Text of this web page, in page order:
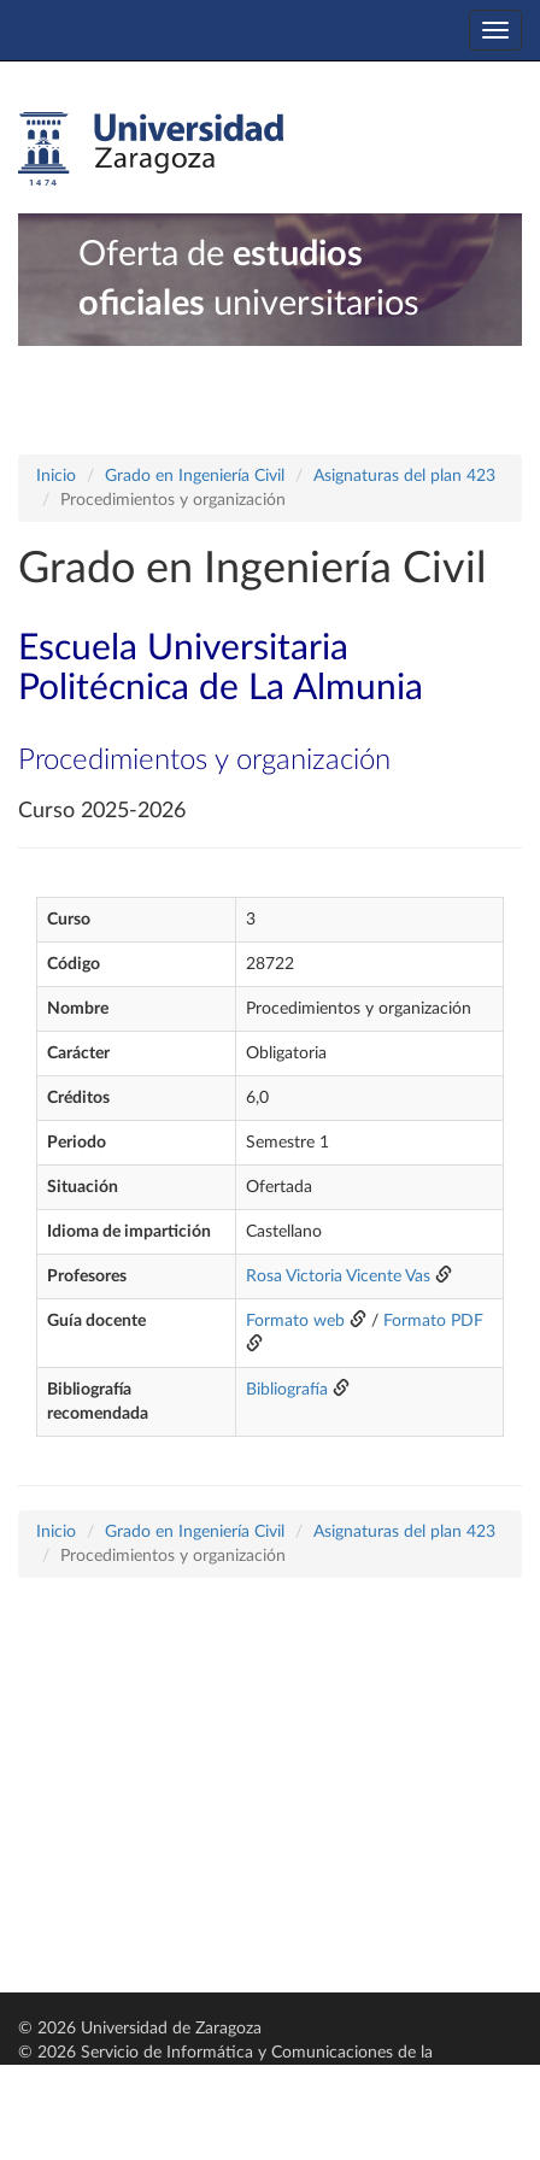
Oferta de estudios
oficiales universitarios
Inicio Grado en Ingeniería Civil
Asignaturas del plan 423
Procedimientos y organización
Grado en Ingeniería Civil
Escuela Universitaria
Politécnica de La Almunia
Procedimientos y organización
Curso 2025-2026
Curso 3
Código 28722
Nombre Procedimientos y organización
Carácter Obligatoria
Créditos 6,0
Periodo Semestre 1
Situación Ofertada
Idioma de impartición Castellano
Profesores Rosa Victoria Vicente Vas
Guía docente Formato web / Formato PDF
Bibliografía
recomendada
Bibliografía
Inicio Grado en Ingeniería Civil
Asignaturas del plan 423
Procedimientos y organización
© 2026 Universidad de Zaragoza
© 2026 Servicio de Informática y Comunicaciones de la